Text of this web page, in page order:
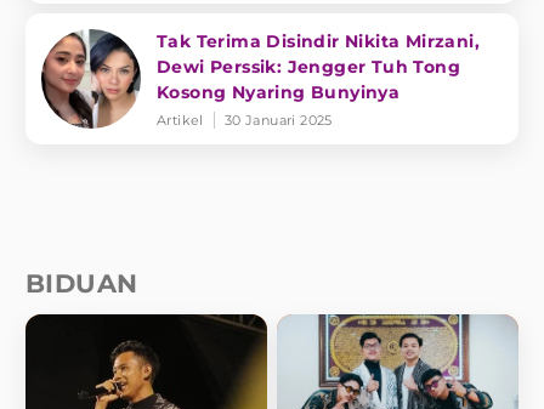
Tak Terima Disindir Nikita Mirzani,
Dewi Perssik: Jengger Tuh Tong
Kosong Nyaring Bunyinya
Artikel 30 Januari 2025
BIDUAN